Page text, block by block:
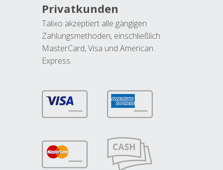
Privatkunden
Talixo akzeptiert alle gängigen
Zahlungsmethoden, einschließlich
MasterCard, Visa und American
Express.